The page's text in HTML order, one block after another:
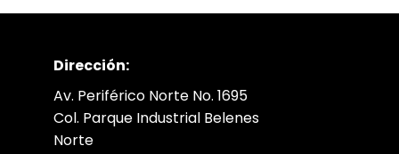
Dirección:
Av. Periférico Norte No. 1695
Col. Parque Industrial Belenes
Norte